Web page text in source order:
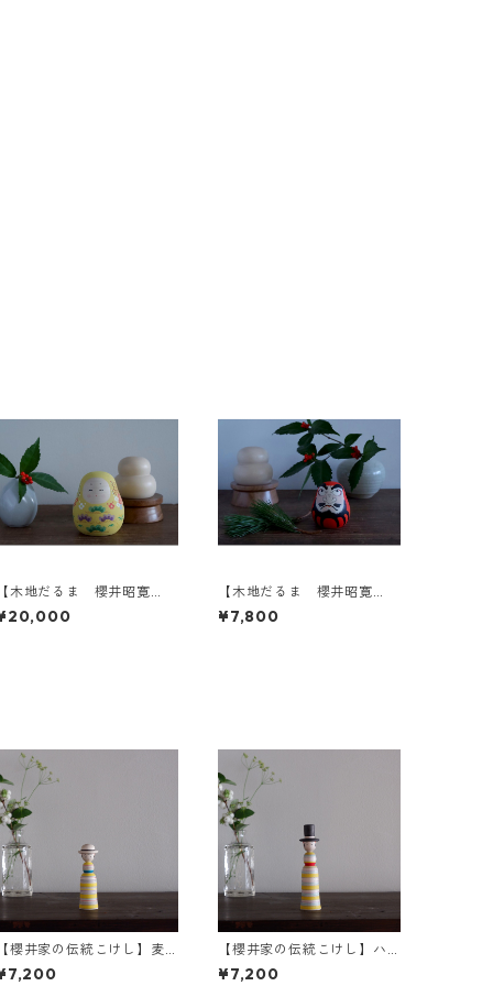
【木地だるま 櫻井昭寛
】姫だるま 一筆目 A-2
【木地だるま 櫻井昭寛
作】だるま A-2
¥7,800
【櫻井家の伝統こけし】麦
ら帽子a-5〈アオハダ〉
【櫻井家の伝統こけし】ハ
ット帽a-4
¥7,200